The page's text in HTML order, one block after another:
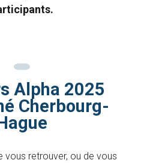
Alpha 2025
Cherbourg-
vous retrouver, ou de vous